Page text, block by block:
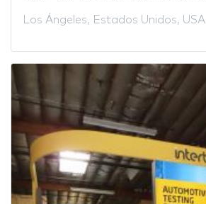
Los Ángeles, Estados Unidos, USA